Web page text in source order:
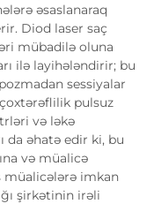
əsaslanaraq
Diod laser saç
mübadilə oluna
ilə layihələndirir; bu
sessiyalar
pulsuz
və ləkə
da əhatə edir ki, bu
və müalicə
müalicələrə imkan
şirkətinin irəli